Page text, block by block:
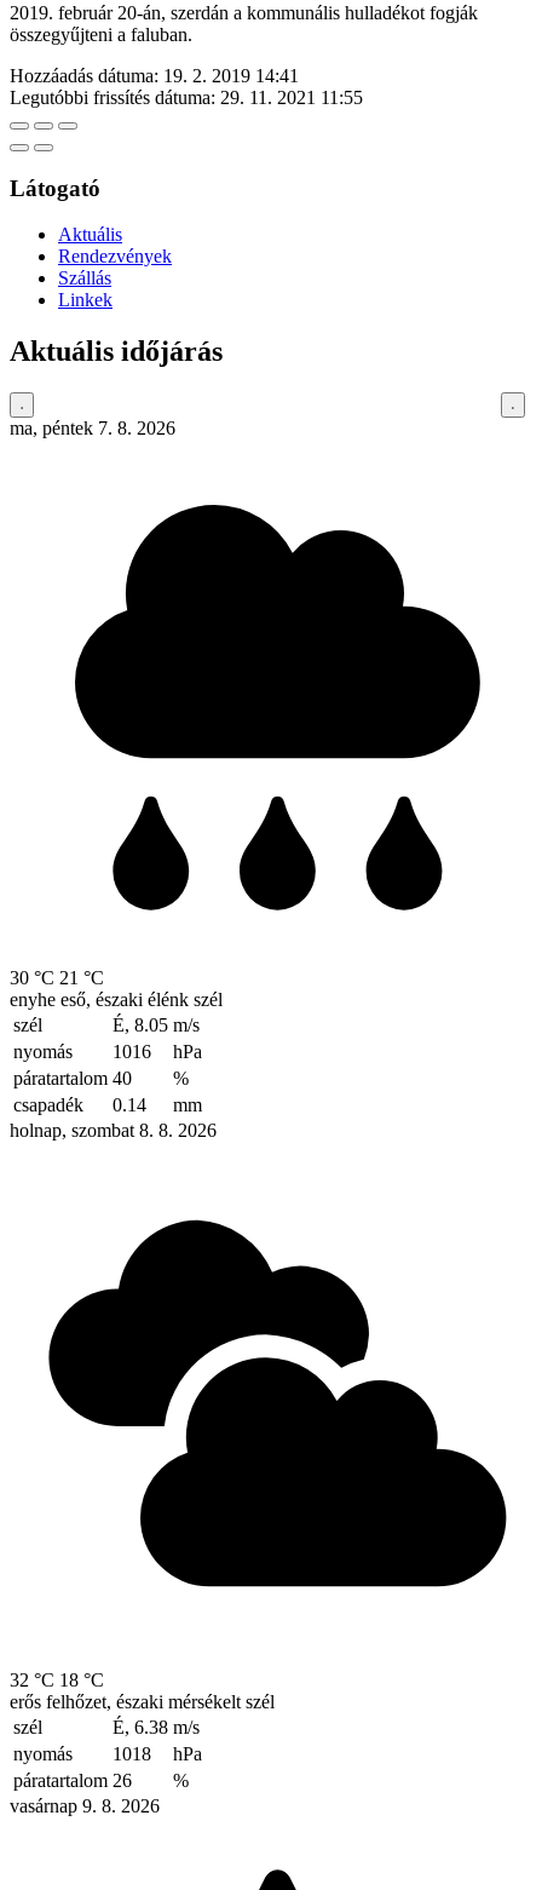
2019. február 20-án, szerdán a kommunális hulladékot fogják
összegyűjteni a faluban.
Hozzáadás dátuma: 19. 2. 2019 14:41
Legutóbbi frissítés dátuma: 29. 11. 2021 11:55
Látogató
Aktuális
Rendezvények
Szállás
Linkek
Aktuális időjárás
ma, péntek 7. 8. 2026
30 °C 21 °C
enyhe eső, északi élénk szél
szél
É, 8.05 m/s
nyomás
1016
hPa
páratartalom 40
%
csapadék
0.14
mm
holnap, szombat 8. 8. 2026
32 °C 18 °C
erős felhőzet, északi mérsékelt szél
szél
É, 6.38 m/s
nyomás
1018
hPa
páratartalom 26
%
vasárnap 9. 8. 2026